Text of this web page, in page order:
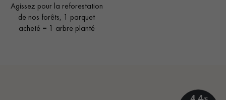
Agissez pour la reforestation
de nos forêts, 1 parquet
acheté = 1 arbre planté